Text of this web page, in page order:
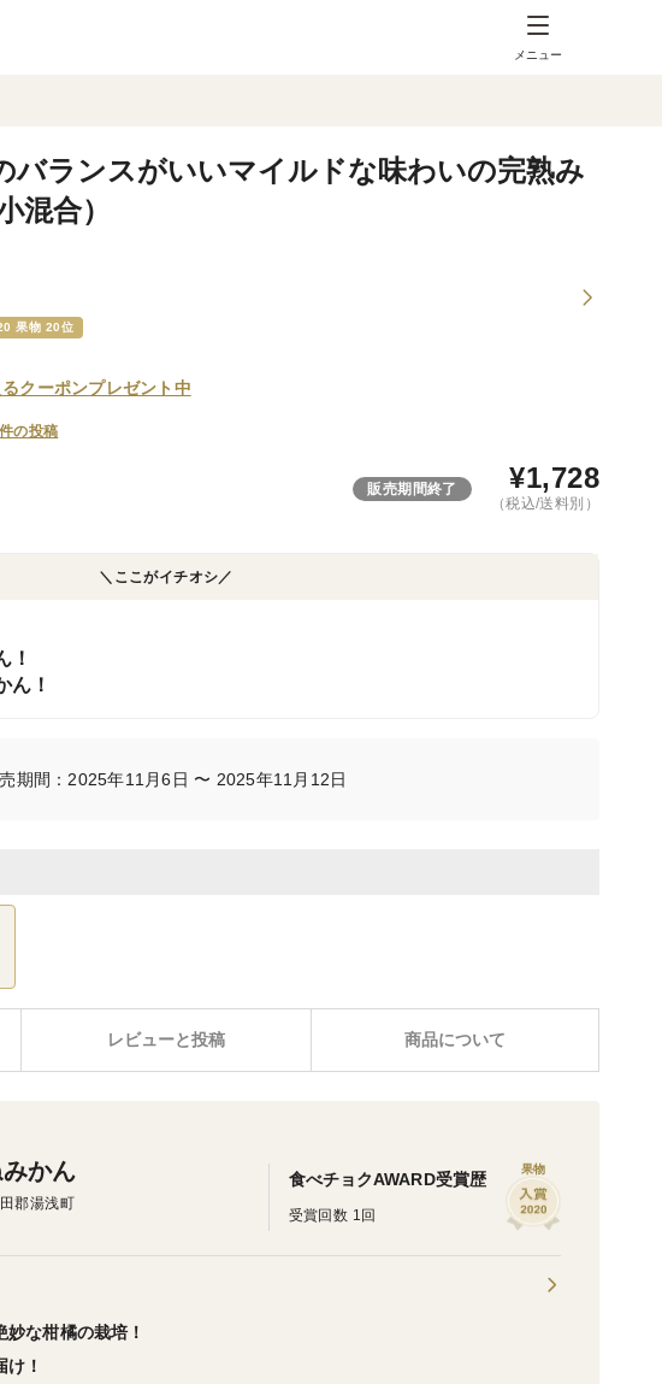
メニュー
バランスがいいマイルドな味わいの完熟み
混合）
果物 20位
クーポンプレゼント中
の投稿
販売期間終了 ¥1,728
（税込/送料別）
＼ここがイチオシ／
！
ん！
期間：2025年11月6日 〜 2025年11月12日
レビューと投稿 商品について
かん
郡湯浅町
食べチョクAWARD受賞歴
受賞回数 1回
果物
な柑橘の栽培！
！